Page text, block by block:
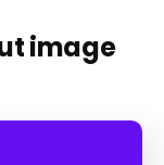
image